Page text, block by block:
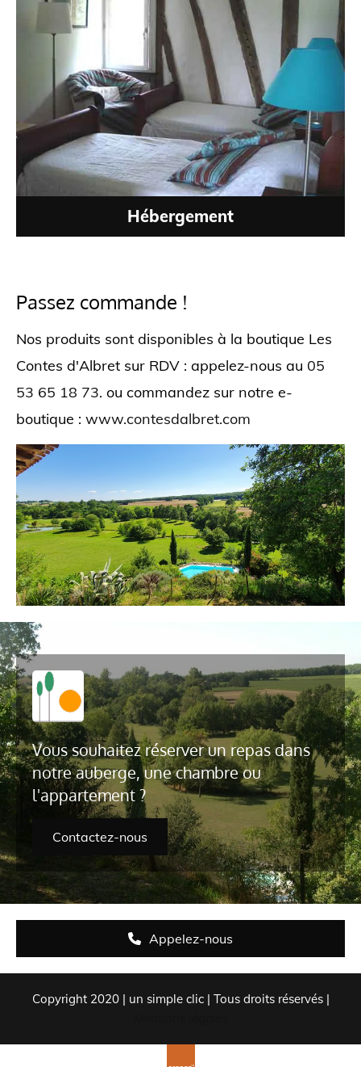
Hébergement
Passez commande !
Nos produits sont disponibles à la boutique Les
Contes d'Albret sur RDV : appelez-nous au 05
53 65 18 73. ou commandez sur notre e-
boutique : www.contesdalbret.com
Vous souhaitez réserver un repas dans
notre auberge, une chambre ou
l'appartement ?
Contactez-nous
Appelez-nous
Copyright 2020 | un simple clic | Tous droits réservés |